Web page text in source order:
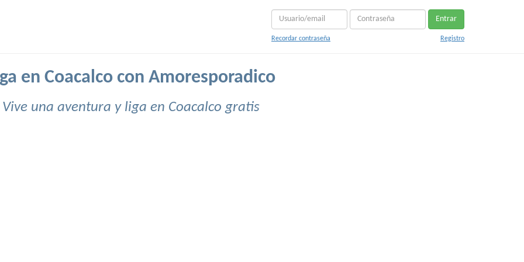
Entrar
Recordar contraseña Registro
en Coacalco con Amoresporadico
Vive una aventura y liga en Coacalco gratis